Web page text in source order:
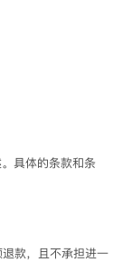
具体的条款和条
款，且不承担进一